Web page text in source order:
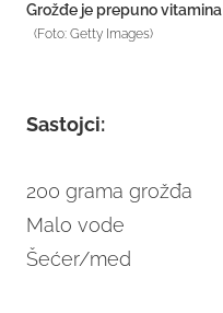
Grožđe je prepuno vitamina
(Foto: Getty Images)
Sastojci:
200 grama grožđa
Malo vode
Šećer/med